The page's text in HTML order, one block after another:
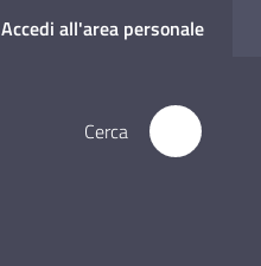
Accedi all'area personale
Cerca